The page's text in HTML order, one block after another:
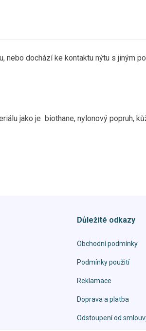
dochází ke kontaktu nýtu s jiným
jako je biothane, nylonový popruh,
Důležité odkazy
Obchodní podmínky
Podmínky použití
Reklamace
Doprava a platba
Odstoupení od